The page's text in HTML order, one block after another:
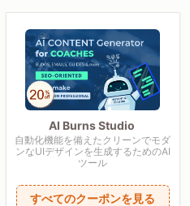
AI Burns Studio
自動化機能を備えたクリーンでモダ
ンなUIデザインを生成するためのAI
ツール
すべてのクーポンを見る